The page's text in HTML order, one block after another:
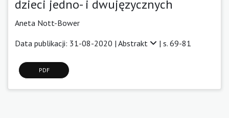
dzieci jedno- i dwujęzycznych
Aneta Nott-Bower
Data publikacji: 31-08-2020 | Abstrakt | s. 69-81
PDF